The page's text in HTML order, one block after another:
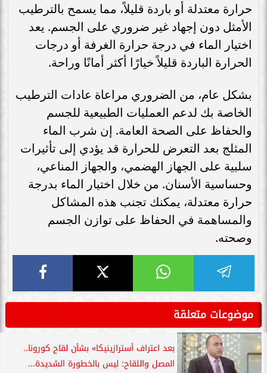
حرارة معتدلة أو باردة قليلاً، مما يسمح بالترطيب
الأمثل دون إجهاد غير ضروري على الجسم. يعد
اختيار الماء في درجة حرارة الغرفة أو درجات
الحرارة الباردة قليلاً خيارًا أكثر أمانًا وراحة.
بشكل عام، من الضروري مراعاة عادات الترطيب
الخاصة بك لدعم العمليات الطبيعية للجسم
والحفاظ على الصحة العامة. إن شرب الماء
المثلج بعد التعرض للحرارة قد يؤدي إلى تأثيرات
سلبية على الجهاز الهضمي، والجهاز المناعي،
وحساسية الأسنان. من خلال اختيار الماء بدرجة
حرارة معتدلة، يمكنك تجنب هذه المشاكل
والمساهمة في الحفاظ على توازن الجسم
وصحته.
موضوعات متعلقة
بعد اعتراف أسترازينيكا» بشأن لقاح كورونا..
المصل واللقاح: ليس بالخطورة الشديدة...